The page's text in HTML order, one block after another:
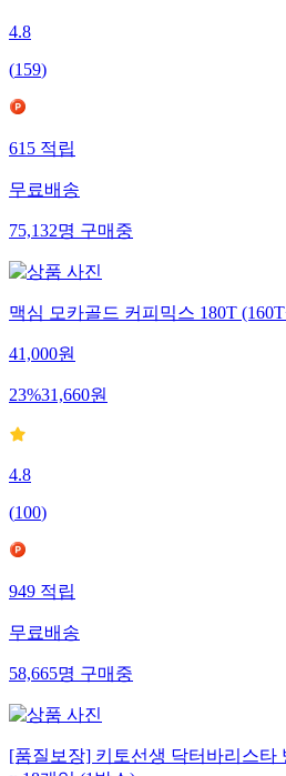
4.8
(159)
615 적립
무료배송
75,132명 구매중
맥심 모카골드 커피믹스 180T
41,000원
23%31,660원
4.8
(100)
949 적립
무료배송
58,665명 구매중
[품질보장] 키토선생 닥터바리스타